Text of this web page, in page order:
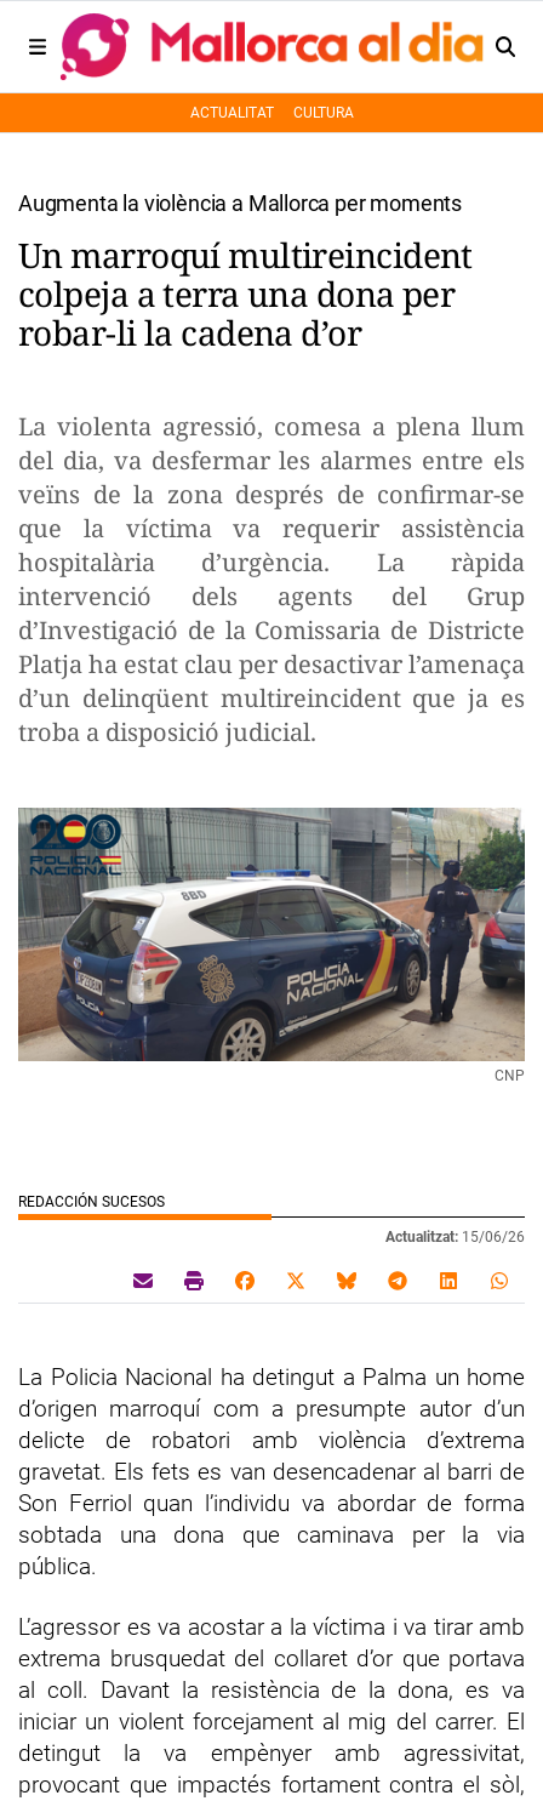
ACTUALITAT CULTURA
Augmenta la violència a Mallorca per moments
Un marroquí multireincident
colpeja a terra una dona per
robar-li la cadena d’or
La violenta agressió, comesa a plena llum
del dia, va desfermar les alarmes entre els
veïns de la zona després de confirmar-se
que la víctima va requerir assistència
hospitalària d’urgència. La ràpida
intervenció dels agents del Grup
d’Investigació de la Comissaria de Districte
Platja ha estat clau per desactivar l’amenaça
d’un delinqüent multireincident que ja es
troba a disposició judicial.
CNP
REDACCIÓN SUCESOS
Actualitzat: 15/06/26
La Policia Nacional ha detingut a Palma un home
d’origen marroquí com a presumpte autor d’un
delicte de robatori amb violència d’extrema
gravetat. Els fets es van desencadenar al barri de
Son Ferriol quan l’individu va abordar de forma
sobtada una dona que caminava per la via
pública.
L’agressor es va acostar a la víctima i va tirar amb
extrema brusquedat del collaret d’or que portava
al coll. Davant la resistència de la dona, es va
iniciar un violent forcejament al mig del carrer. El
detingut la va empènyer amb agressivitat,
provocant que impactés fortament contra el sòl,